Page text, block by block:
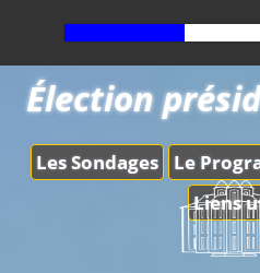
Les Sondages Le
Liens
Élection